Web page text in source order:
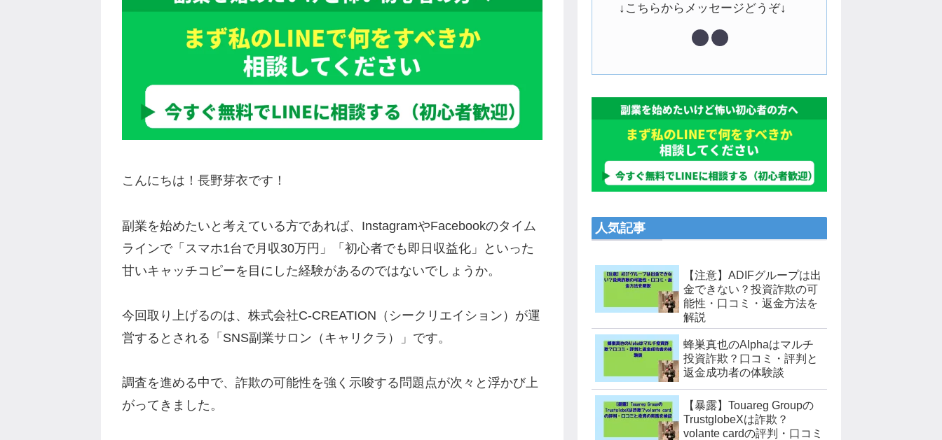
こんにちは！長野芽衣です！
副業を始めたいと考えている方であれば、InstagramやFacebookのタイム
ラインで「スマホ1台で月収30万円」「初心者でも即日収益化」といった
甘いキャッチコピーを目にした経験があるのではないでしょうか。
今回取り上げるのは、株式会社C-CREATION（シークリエイション）が運
営するとされる「SNS副業サロン（キャリクラ）」です。
調査を進める中で、詐欺の可能性を強く示唆する問題点が次々と浮かび上
がってきました。
↓こちらからメッセージどうぞ↓
人気記事
【注意】ADIFグループは出
金できない？投資詐欺の可
能性・口コミ・返金方法を
解説
蜂巣真也のAlphaはマルチ
投資詐欺？口コミ・評判と
返金成功者の体験談
【暴露】Touareg Groupの
TrustglobeXは詐欺？
volante cardの評判・口コミ